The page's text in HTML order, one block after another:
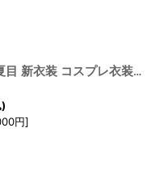
あんさんぶるスターズ!! Switch 逆先夏目 新衣装 コスプレ衣装
[
円]